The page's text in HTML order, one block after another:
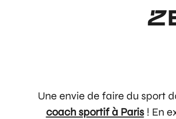
Une envie de faire du sport
coach sportif à Paris! En